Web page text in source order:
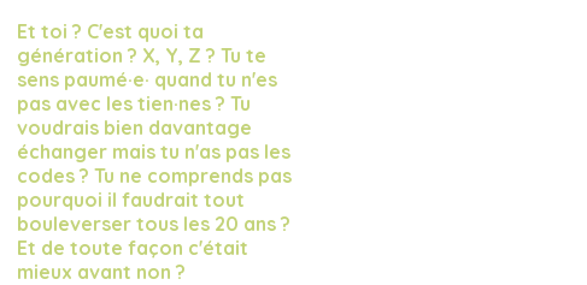
Et toi ? C'est quoi ta
génération ? X, Y, Z ? Tu te
sens paumé·e· quand tu n'es
pas avec les tien·nes ? Tu
voudrais bien davantage
échanger mais tu n'as pas les
codes ? Tu ne comprends pas
pourquoi il faudrait tout
bouleverser tous les 20 ans ?
Et de toute façon c'était
mieux avant non ?